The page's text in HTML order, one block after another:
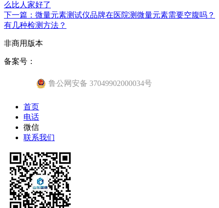
么比人家好了
下一篇：微量元素测试仪品牌在医院测微量元素需要空腹吗？
有几种检测方法？
非商用版本
备案号：
鲁公网安备 37049902000034号
首页
电话
微信
联系我们